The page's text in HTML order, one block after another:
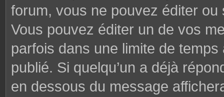
forum, vous ne pouvez éditer
Vous pouvez éditer un de vos
parfois dans une limite de
publié. Si quelqu’un a déjà
en dessous du message